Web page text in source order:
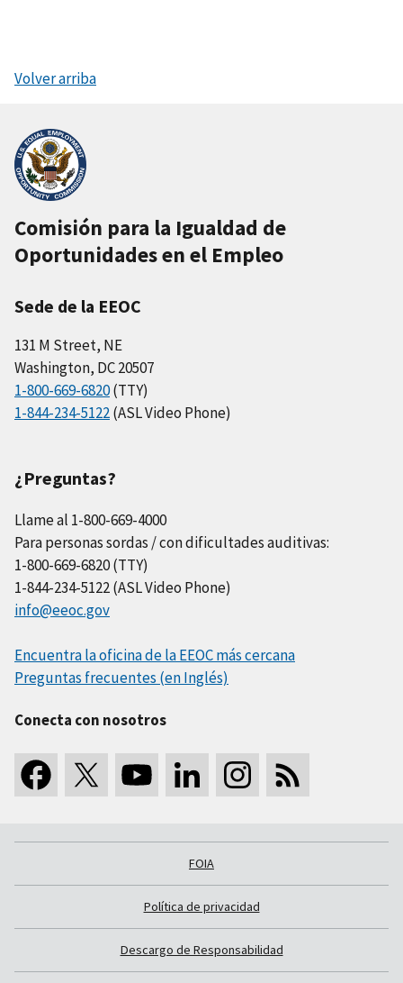
Volver arriba
Comisión para la Igualdad de
Oportunidades en el Empleo
Sede de la EEOC
131 M Street, NE
Washington, DC 20507
1-800-669-6820(TTY)
1-844-234-5122(ASL Video Phone)
¿Preguntas?
Llame al 1-800-669-4000
Para personas sordas / con dificultades auditivas:
1-800-669-6820 (TTY)
1-844-234-5122 (ASL Video Phone)
info@eeoc.gov
Encuentra la oficina de la EEOC más cercana
Preguntas frecuentes (en Inglés)
Conecta con nosotros
FOIA
Política de privacidad
Descargo de Responsabilidad